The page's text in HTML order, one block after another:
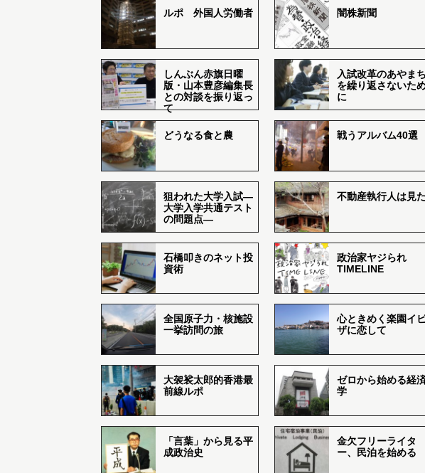
ルポ 外国人労働者 闇株新聞
しんぶん赤旗日曜
版・山本豊彦編集長
との対談を振り返っ
て
入試改革のあやまち
を繰り返さないた
に
どうなる食と農 戦うアルバム40選
狙われた大学入試―
大学入学共通テスト
の問題点―
不動産執行人は見た
石橋叩きのネット投
資術
政治家ヤジられ
TIMELINE
全国原子力・核施設
一挙訪問の旅
心ときめく楽園イ
ザに恋して
大袈裟太郎的香港最
前線ルポ
ゼロから始める経
学
「言葉」から見る平
成政治史
金欠フリーライタ
ー、民泊を始める